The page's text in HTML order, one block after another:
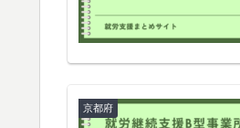
京都府